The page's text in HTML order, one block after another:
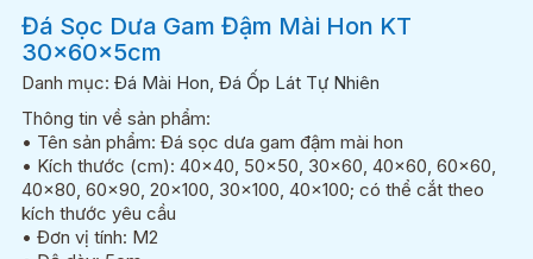
Đá Sọc Dưa Gam Đậm Mài Hon KT
30x60x5cm
Danh mục: Đá Mài Hon, Đá Ốp Lát Tự Nhiên
Thông tin về sản phẩm:
• Tên sản phẩm: Đá sọc dưa gam đậm mài hon
• Kích thước (cm): 40×40, 50×50, 30×60, 40×60, 60×60,
40×80, 60×90, 20×100, 30×100, 40×100; có thể cắt theo
kích thước yêu cầu
• Đơn vị tính: M2